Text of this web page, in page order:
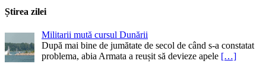
Știrea zilei
Militarii mută cursul Dunării
După mai bine de jumătate de secol de când s-a constatat
problema, abia Armata a reușit să devieze apele […]